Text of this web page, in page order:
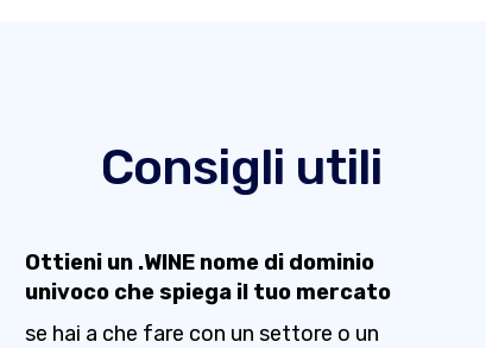
Consigli utili
Ottieni un .WINE nome di dominio
univoco che spiega il tuo mercato
se hai a che fare con un settore o un